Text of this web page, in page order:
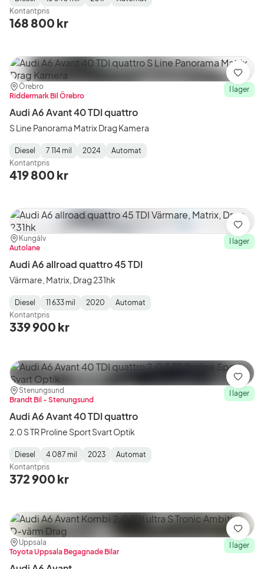
Fuel
Type:
Mätarställning:
Model
Year:
Gearbox
Type:
Kontantpris
168 800 kr
Plats:
Örebro
Återförsäljare:
Riddermark Bil Örebro
I lager
Audi A6 Avant 40 TDI quattro
S Line Panorama Matrix Drag Kamera
Fuel
Type:
Diesel
Mätarställning
7 114 mil
Model
Year:
2024
Gearbox
Type:
Automat
Kontantpris
419 800 kr
Spara
Plats:
Kungälv
Återförsäljare:
Autolane
I lager
Audi A6 allroad quattro 45 TDI
Värmare, Matrix, Drag 231hk
Fuel
Type:
Diesel
Mätarställning:
11 633 mil
Model
Year:
2020
Gearbox
Type:
Automat
Kontantpris
339 900 kr
Spara
Plats:
Stenungsund
Återförsäljare:
Brandt Bil - Stenungsund
I lager
Audi A6 Avant 40 TDI quattro
2.0 S TR Proline Sport Svart Optik
Fuel
Type:
Diesel
Mätarställning:
4 087 mil
Model
Year:
2023
Gearbox
Type:
Automat
Kontantpris
372 900 kr
Spara
Plats:
Uppsala
Återförsäljare:
Toyota Uppsala Begagnade Bilar
I lager
Spara